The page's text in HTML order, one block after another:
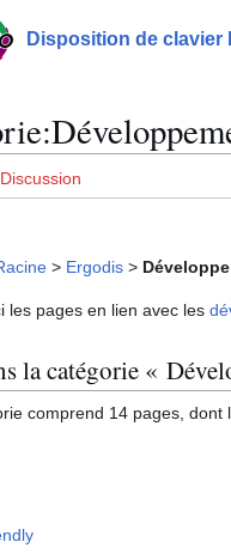
Disposition de clavier
:
Discussion
> Ergodis >
les pages en lien avec les
la catégorie «
comprend 14 pages, dont